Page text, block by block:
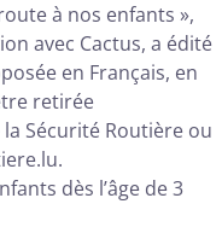
à nos enfants »,
avec Cactus, a édité
en Français, en
retirée
Sécurité Routière ou
dès l’âge de 3